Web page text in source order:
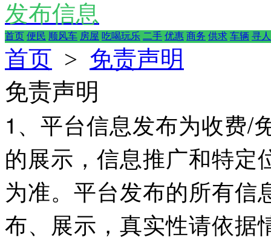
发布信息
首页 便民 顺风车 房屋 吃喝玩乐 二手 优惠 商务 供求 车辆 寻人
首页 > 免责声明
免责声明
1、平台信息发布为收费/
的展示，信息推广和特定
为准。平台发布的所有信
布、展示，真实性请依据